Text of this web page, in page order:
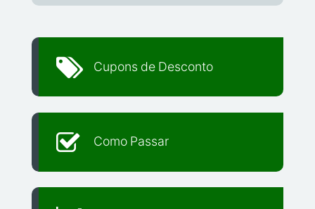
Cupons de Desconto
Como Passar